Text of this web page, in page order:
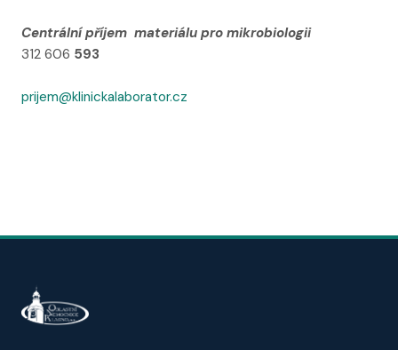
Centrální příjem materiálu pro mikrobiologii
312 606 593
prijem@klinickalaborator.cz